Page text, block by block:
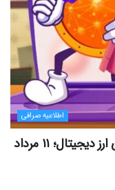
اطلاعیه صرافی
اطلاعیه و اتفاقات مهم صرافی‌های ایرانی ارز دیجیتال؛ ۱۱ مرداد